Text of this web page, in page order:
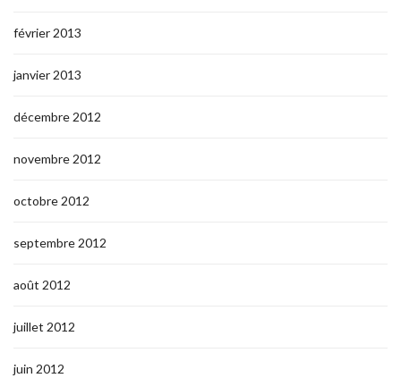
février 2013
janvier 2013
décembre 2012
novembre 2012
octobre 2012
septembre 2012
août 2012
juillet 2012
juin 2012